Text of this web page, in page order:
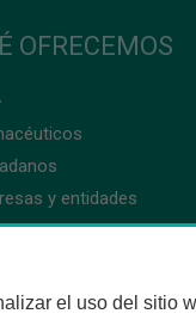
OFRECEMOS
y entidades
el uso del sitio